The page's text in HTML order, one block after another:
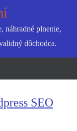
náhradné plnenie,
dôchodca.
SEO